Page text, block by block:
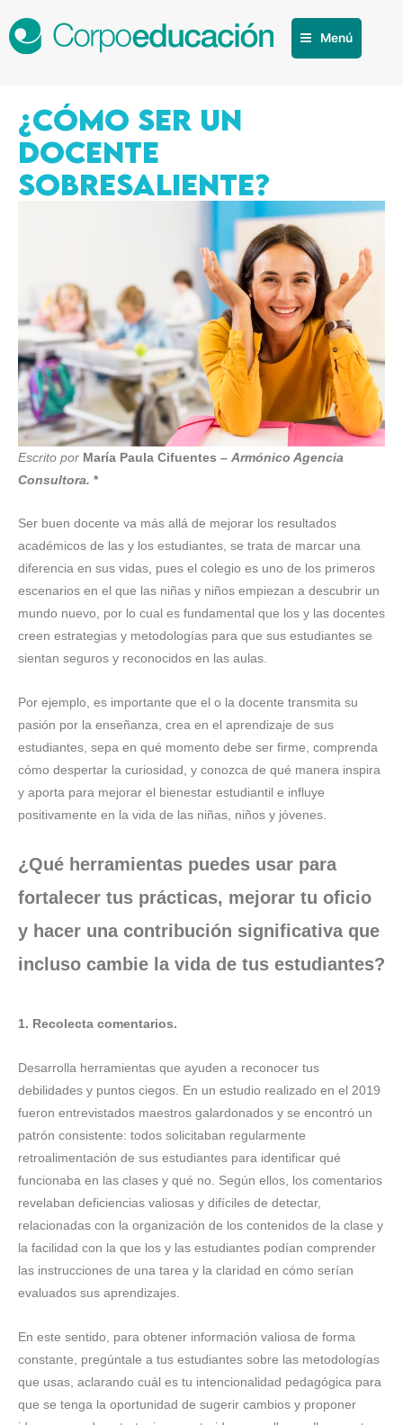
Menú
¿CÓMO SER UN
DOCENTE
SOBRESALIENTE?
Escrito por María Paula Cifuentes – Armónico Agencia
Consultora. *
Ser buen docente va más allá de mejorar los resultados
académicos de las y los estudiantes, se trata de marcar una
diferencia en sus vidas, pues el colegio es uno de los primeros
escenarios en el que las niñas y niños empiezan a descubrir un
mundo nuevo, por lo cual es fundamental que los y las docentes
creen estrategias y metodologías para que sus estudiantes se
sientan seguros y reconocidos en las aulas.
Por ejemplo, es importante que el o la docente transmita su
pasión por la enseñanza, crea en el aprendizaje de sus
estudiantes, sepa en qué momento debe ser firme, comprenda
cómo despertar la curiosidad, y conozca de qué manera inspira
y aporta para mejorar el bienestar estudiantil e influye
positivamente en la vida de las niñas, niños y jóvenes.
¿Qué herramientas puedes usar para
fortalecer tus prácticas, mejorar tu oficio
y hacer una contribución significativa que
incluso cambie la vida de tus estudiantes?
1. Recolecta comentarios.
Desarrolla herramientas que ayuden a reconocer tus
debilidades y puntos ciegos. En un estudio realizado en el 2019
fueron entrevistados maestros galardonados y se encontró un
patrón consistente: todos solicitaban regularmente
retroalimentación de sus estudiantes para identificar qué
funcionaba en las clases y qué no. Según ellos, los comentarios
revelaban deficiencias valiosas y difíciles de detectar,
relacionadas con la organización de los contenidos de la clase y
la facilidad con la que los y las estudiantes podían comprender
las instrucciones de una tarea y la claridad en cómo serían
evaluados sus aprendizajes.
En este sentido, para obtener información valiosa de forma
constante, pregúntale a tus estudiantes sobre las metodologías
que usas, aclarando cuál es tu intencionalidad pedagógica para
que se tenga la oportunidad de sugerir cambios y proponer